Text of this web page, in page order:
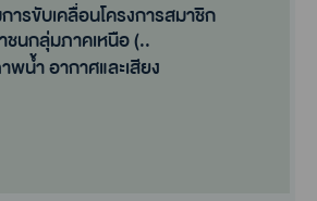
รขับเคลื่อนโครงการสมาชิก
นกลุ่มภาคเหนือ (..
น้ำ อากาศและเสียง